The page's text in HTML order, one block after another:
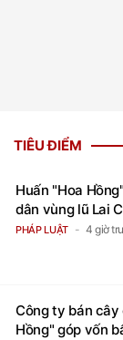
TIÊU ĐIỂM
Huấn "Hoa
dân vùng lũ Lai
PHÁP LUẬT 4 giờ
Công ty bán cây
Hồng" góp vốn